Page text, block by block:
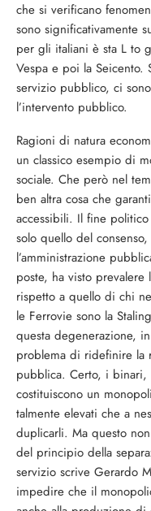
che si verificano
sono significativamente
per gli italiani è sta L to
Vespa e poi la Seicento.
servizio pubblico, ci
l’intervento pubblico.
Ragioni di natura
un classico esempio di
sociale. Che però nel
ben altra cosa che
accessibili. Il fine
solo quello del
l’amministrazione
poste, ha visto
rispetto a quello di chi
le Ferrovie sono la
questa degenerazione,
problema di ridefinire la
pubblica. Certo, i binari,
costituiscono un
talmente elevati che a
duplicarli. Ma questo
del principio della
servizio scrive Gerardo
impedire che il